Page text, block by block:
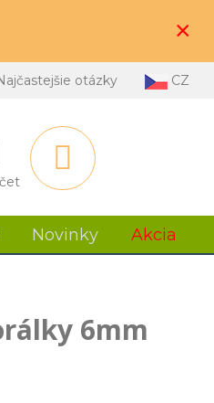
×
otázky CZ
Novinky Akcia
6mm